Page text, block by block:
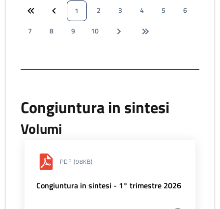
1 2 3 4 5
6
7
8 9 10
Congiuntura in sintesi
Volumi
PDF (98KB)
Congiuntura in sintesi - 1° trimestre 2026